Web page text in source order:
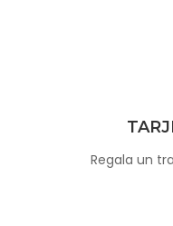
Regala un